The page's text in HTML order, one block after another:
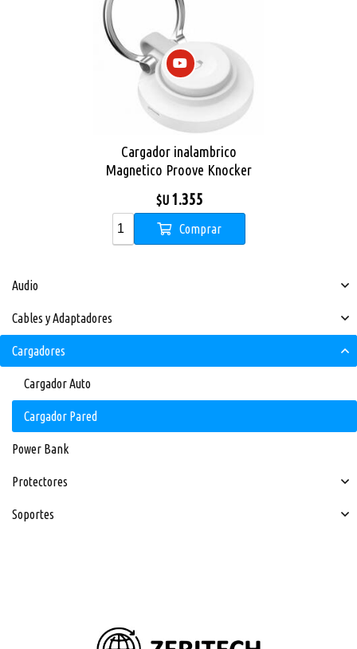
Audio
Cables y Adaptadores
Cargadores
Cargador Auto
Cargador Pared
Power Bank
Protectores
Soportes
Cargador inalambrico
Magnetico Proove Knocker
$U 1.355
Comprar